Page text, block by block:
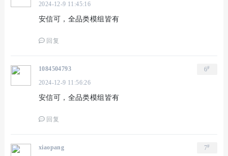
2024-12-9 11:45:16
安信可，全品类模组皆有
回复
6#
1084504793
2024-12-9 11:56:26
安信可，全品类模组皆有
回复
7#
xiaopang